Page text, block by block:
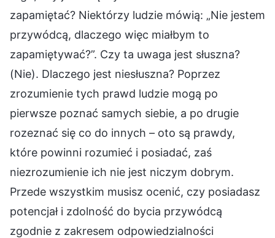
zapamiętać? Niektórzy ludzie mówią: „Nie jestem
przywódcą, dlaczego więc miałbym to
zapamiętywać?”. Czy ta uwaga jest słuszna?
(Nie). Dlaczego jest niesłuszna? Poprzez
zrozumienie tych prawd ludzie mogą po
pierwsze poznać samych siebie, a po drugie
rozeznać się co do innych – oto są prawdy,
które powinni rozumieć i posiadać, zaś
niezrozumienie ich nie jest niczym dobrym.
Przede wszystkim musisz ocenić, czy posiadasz
potencjał i zdolność do bycia przywódcą
zgodnie z zakresem odpowiedzialności